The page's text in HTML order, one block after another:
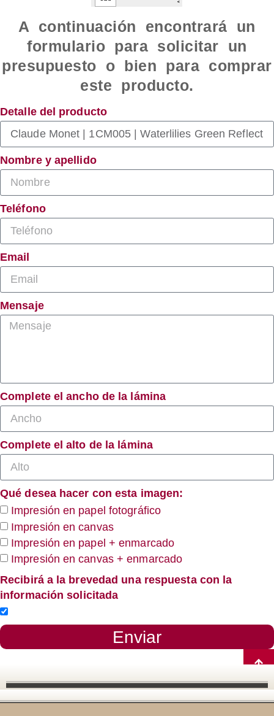
A continuación encontrará un
formulario para solicitar un
presupuesto o bien para comprar
este producto.
Detalle del producto
Nombre y apellido
Teléfono
Email
Mensaje
Complete el ancho de la lámina
Complete el alto de la lámina
Qué desea hacer con esta imagen:
Impresión en papel fotográfico
Impresión en canvas
Impresión en papel + enmarcado
Impresión en canvas + enmarcado
Recibirá a la brevedad una respuesta con la
información solicitada
Enviar